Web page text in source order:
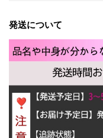
発送について